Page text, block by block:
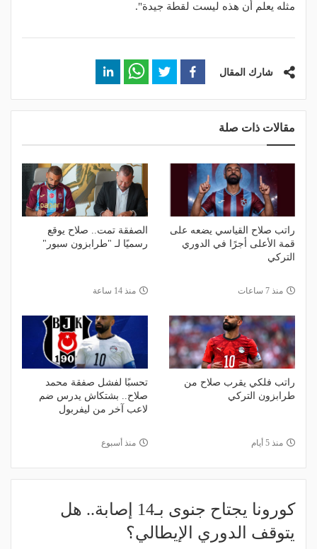
مثله يعلم أن هذه ليست لقطة جيدة".
شارك المقال
مقالات ذات صلة
راتب صلاح القياسي يضعه على
قمة الأعلى أجرًا في الدوري
التركي
منذ 7 ساعات
الصفقة تمت.. صلاح يوقع
رسميًا لـ "طرابزون سبور"
منذ 14 ساعة
راتب فلكي يقرب صلاح من
طرابزون التركي
منذ 5 أيام
تحسبًا لفشل صفقة محمد
صلاح.. بشتكاش يدرس ضم
لاعب آخر من ليفربول
منذ أسبوع
كورونا يجتاح جنوى بـ14 إصابة.. هل
يتوقف الدوري الإيطالي؟